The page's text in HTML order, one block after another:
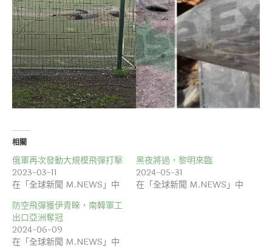
相關
俄軍再次發動大規模飛彈打擊
2023-03-11
在「全球新聞 M.NEWS」中
黑夜將過，黎明來臨
2024-05-31
在「全球新聞 M.NEWS」中
防空飛彈獲伊青睞，南韓軍工
出口亞洲奪冠
2024-06-09
在「全球新聞 M.NEWS」中